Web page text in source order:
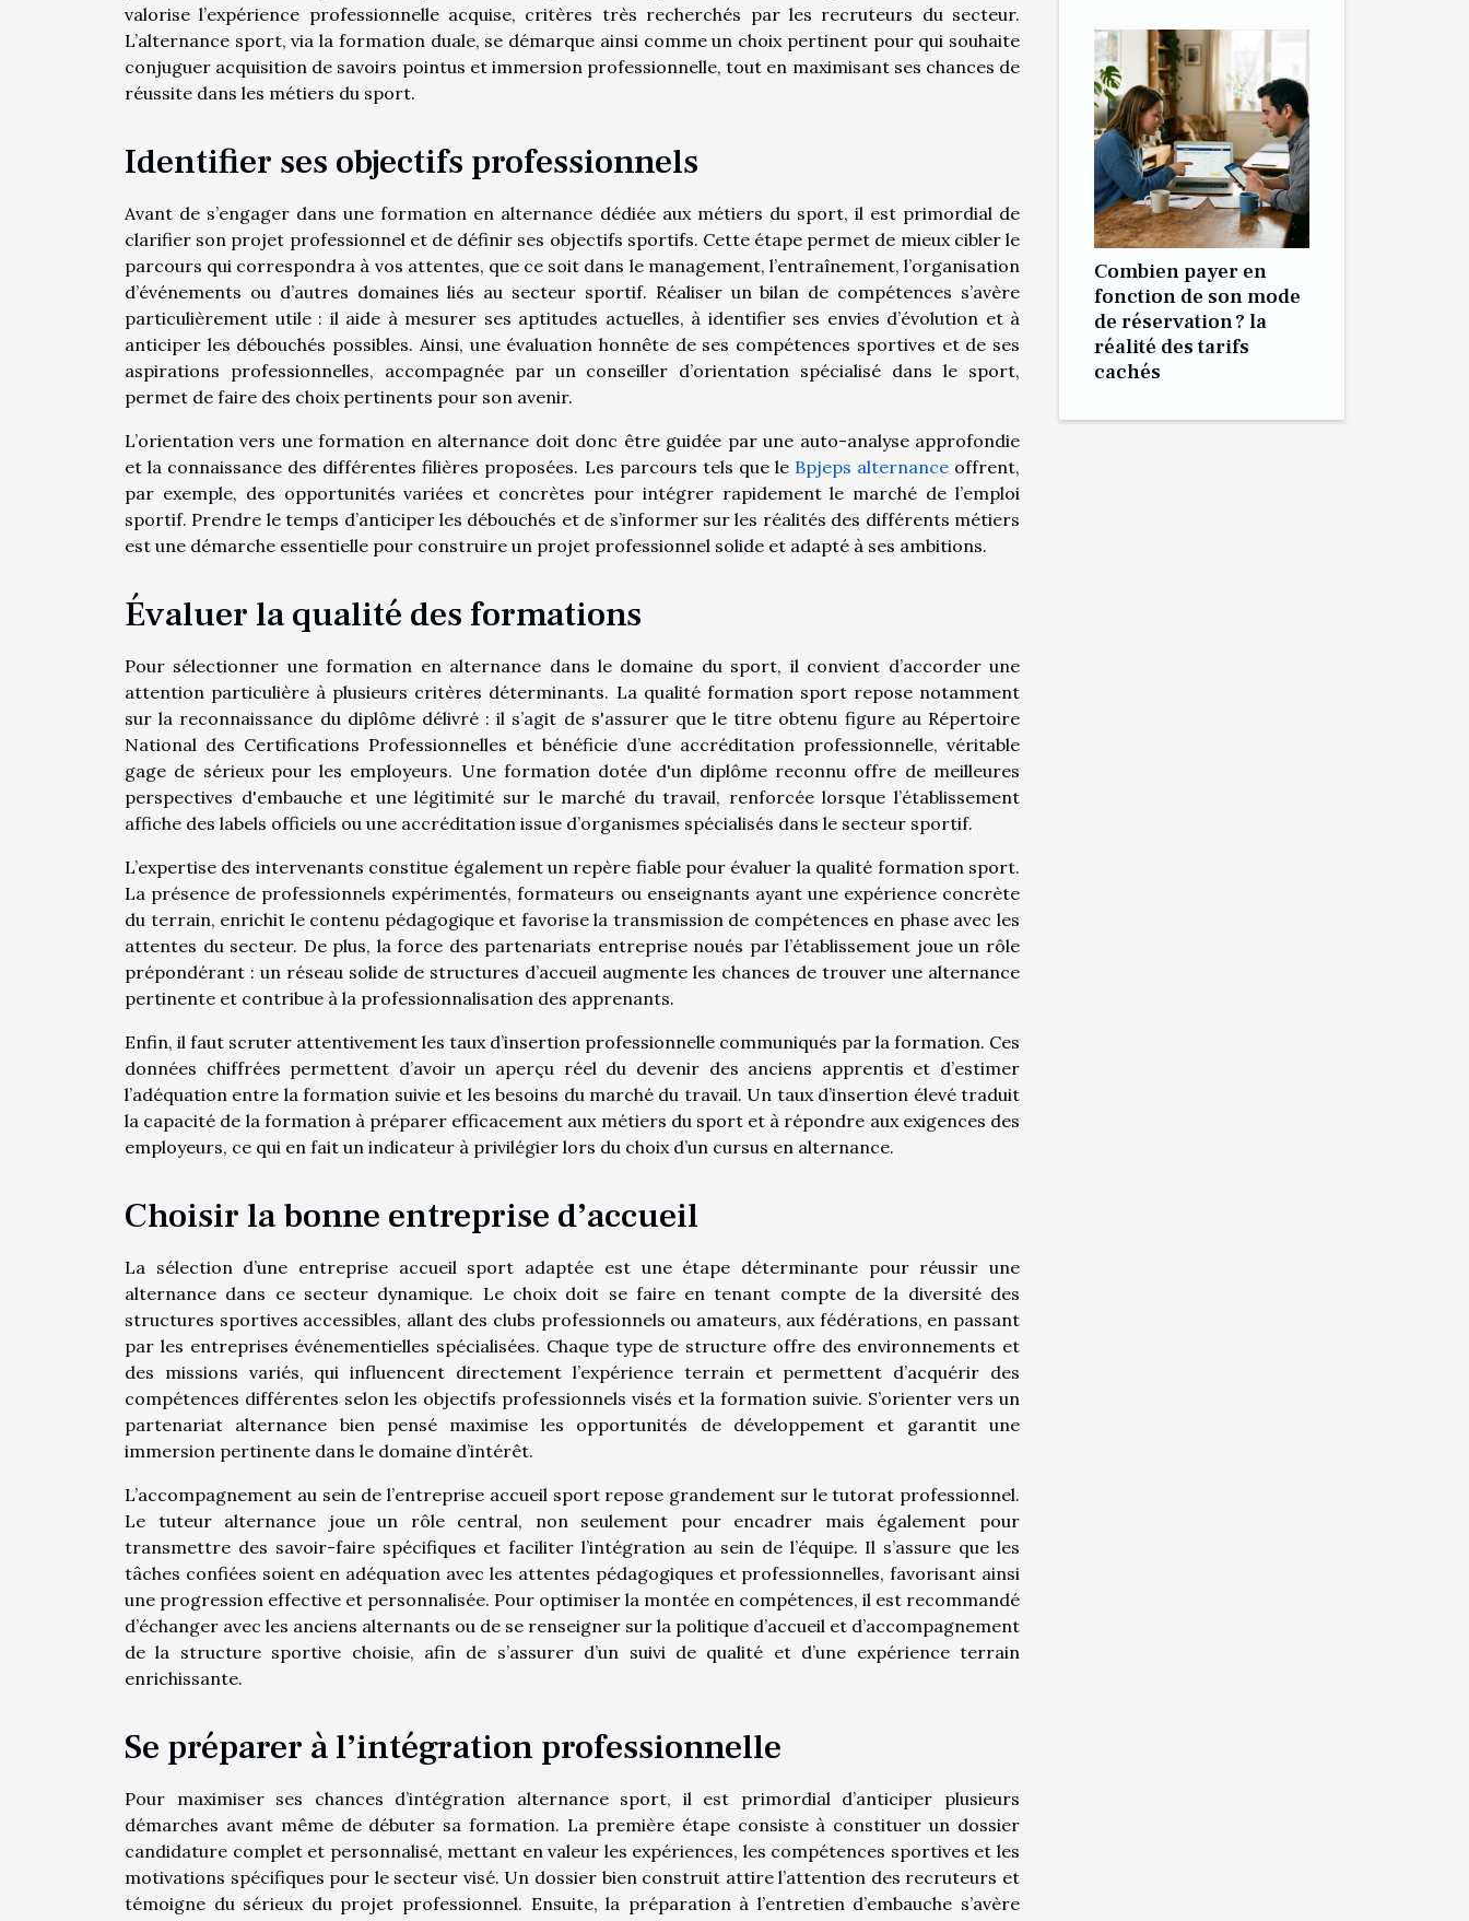
valorise l’expérience professionnelle acquise, critères très recherchés par les recruteurs du secteur.
L’alternance sport, via la formation duale, se démarque ainsi comme un choix pertinent pour qui souhaite
conjuguer acquisition de savoirs pointus et immersion professionnelle, tout en maximisant ses chances de
réussite dans les métiers du sport.
Identifier ses objectifs professionnels
Avant de s’engager dans une formation en alternance dédiée aux métiers du sport, il est primordial de
clarifier son projet professionnel et de définir ses objectifs sportifs. Cette étape permet de mieux cibler le
parcours qui correspondra à vos attentes, que ce soit dans le management, l’entraînement, l’organisation
d’événements ou d’autres domaines liés au secteur sportif. Réaliser un bilan de compétences s’avère
particulièrement utile : il aide à mesurer ses aptitudes actuelles, à identifier ses envies d’évolution et à
anticiper les débouchés possibles. Ainsi, une évaluation honnête de ses compétences sportives et de ses
aspirations professionnelles, accompagnée par un conseiller d’orientation spécialisé dans le sport,
permet de faire des choix pertinents pour son avenir.
L’orientation vers une formation en alternance doit donc être guidée par une auto-analyse approfondie
et la connaissance des différentes filières proposées. Les parcours tels que le Bpjeps alternanceoffrent,
par exemple, des opportunités variées et concrètes pour intégrer rapidement le marché de l’emploi
sportif. Prendre le temps d’anticiper les débouchés et de s’informer sur les réalités des différents métiers
est une démarche essentielle pour construire un projet professionnel solide et adapté à ses ambitions.
Évaluer la qualité des formations
Pour sélectionner une formation en alternance dans le domaine du sport, il convient d’accorder une
attention particulière à plusieurs critères déterminants. La qualité formation sport repose notamment
sur la reconnaissance du diplôme délivré : il s’agit de s'assurer que le titre obtenu figure au Répertoire
National des Certifications Professionnelles et bénéficie d’une accréditation professionnelle, véritable
gage de sérieux pour les employeurs. Une formation dotée d'un diplôme reconnu offre de meilleures
perspectives d'embauche et une légitimité sur le marché du travail, renforcée lorsque l’établissement
affiche des labels officiels ou une accréditation issue d’organismes spécialisés dans le secteur sportif.
L’expertise des intervenants constitue également un repère fiable pour évaluer la qualité formation sport.
La présence de professionnels expérimentés, formateurs ou enseignants ayant une expérience concrète
du terrain, enrichit le contenu pédagogique et favorise la transmission de compétences en phase avec les
attentes du secteur. De plus, la force des partenariats entreprise noués par l’établissement joue un rôle
prépondérant : un réseau solide de structures d’accueil augmente les chances de trouver une alternance
pertinente et contribue à la professionnalisation des apprenants.
Enfin, il faut scruter attentivement les taux d’insertion professionnelle communiqués par la formation. Ces
données chiffrées permettent d’avoir un aperçu réel du devenir des anciens apprentis et d’estimer
l’adéquation entre la formation suivie et les besoins du marché du travail. Un taux d’insertion élevé traduit
la capacité de la formation à préparer efficacement aux métiers du sport et à répondre aux exigences des
employeurs, ce qui en fait un indicateur à privilégier lors du choix d’un cursus en alternance.
Choisir la bonne entreprise d’accueil
La sélection d’une entreprise accueil sport adaptée est une étape déterminante pour réussir une
alternance dans ce secteur dynamique. Le choix doit se faire en tenant compte de la diversité des
structures sportives accessibles, allant des clubs professionnels ou amateurs, aux fédérations, en passant
par les entreprises événementielles spécialisées. Chaque type de structure offre des environnements et
des missions variés, qui influencent directement l’expérience terrain et permettent d’acquérir des
compétences différentes selon les objectifs professionnels visés et la formation suivie. S’orienter vers un
partenariat alternance bien pensé maximise les opportunités de développement et garantit une
immersion pertinente dans le domaine d’intérêt.
L’accompagnement au sein de l’entreprise accueil sport repose grandement sur le tutorat professionnel.
Le tuteur alternance joue un rôle central, non seulement pour encadrer mais également pour
transmettre des savoir-faire spécifiques et faciliter l’intégration au sein de l’équipe. Il s’assure que les
tâches confiées soient en adéquation avec les attentes pédagogiques et professionnelles, favorisant ainsi
une progression effective et personnalisée. Pour optimiser la montée en compétences, il est recommandé
d’échanger avec les anciens alternants ou de se renseigner sur la politique d’accueil et d’accompagnement
de la structure sportive choisie, afin de s’assurer d’un suivi de qualité et d’une expérience terrain
enrichissante.
Se préparer à l’intégration professionnelle
Pour maximiser ses chances d’intégration alternance sport, il est primordial d’anticiper plusieurs
démarches avant même de débuter sa formation. La première étape consiste à constituer un dossier
candidature complet et personnalisé, mettant en valeur les expériences, les compétences sportives et les
motivations spécifiques pour le secteur visé. Un dossier bien construit attire l’attention des recruteurs et
témoigne du sérieux du projet professionnel. Ensuite, la préparation à l’entretien d’embauche s’avère
Combien payer en
fonction de son mode
de réservation ? la
réalité des tarifs
cachés